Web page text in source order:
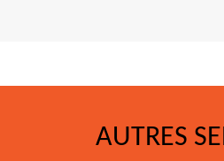
AUTRES